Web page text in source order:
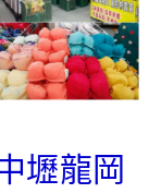
壢龍岡